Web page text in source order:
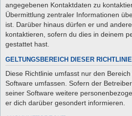
angegebenen Kontaktdaten zu
Übermittlung zentraler Informationen
ist. Darüber hinaus dürfen er und
kontaktieren, sofern du dies in deinem
gestattet hast.
GELTUNGSBEREICH DIESER RICHTLINIE
Diese Richtlinie umfasst nur den
Software umfassen. Sofern der
seiner Software weitere
er dich darüber gesondert informieren.